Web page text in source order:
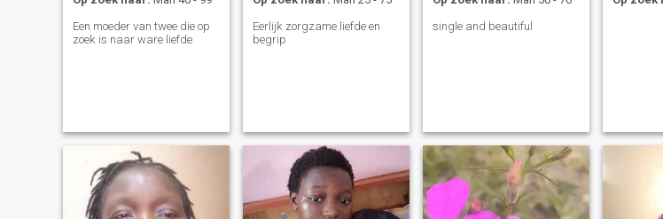
Een moeder van twee die op
zoek is naar ware liefde
Eerlijk zorgzame liefde en
begrip
single and beautiful